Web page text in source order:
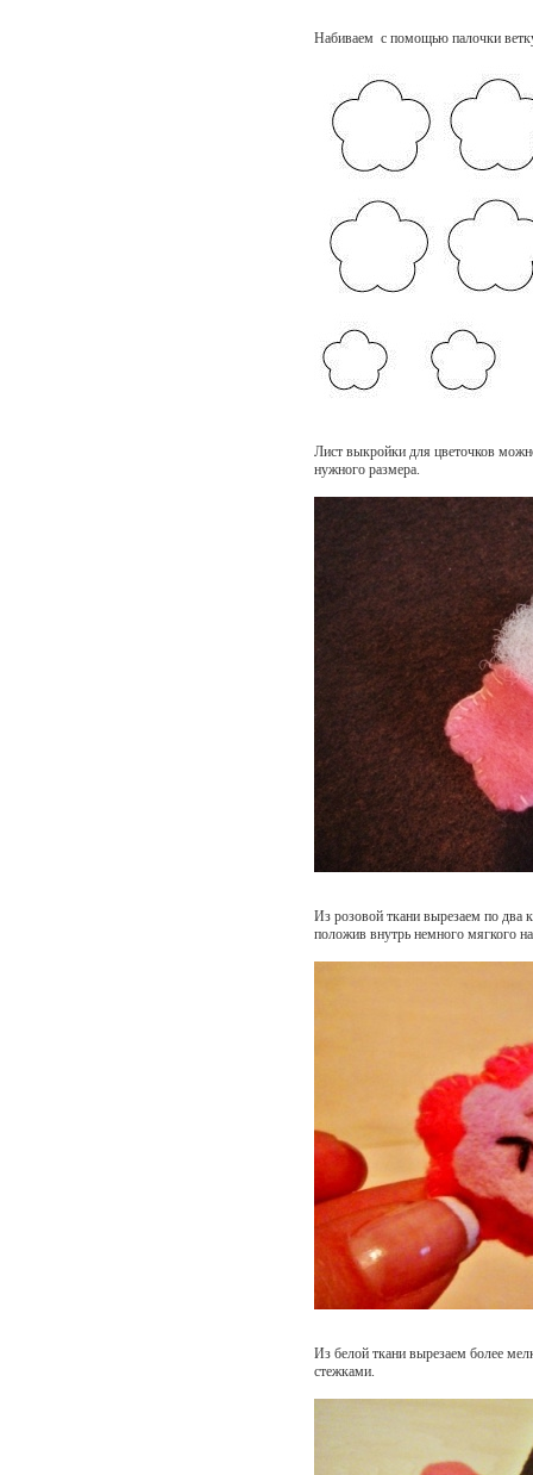
Набиваем с помощью палочки
Лист выкройки для цветочков
нужного размера.
Из розовой ткани вырезаем по два
положив внутрь немного мягкого
Из белой ткани вырезаем более
стежками.